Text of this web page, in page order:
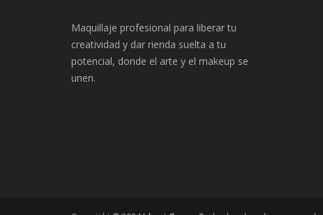
Maquillaje profesional para liberar tu
creatividad y dar rienda suelta a tu
potencial, donde el arte y el makeup se
unen.